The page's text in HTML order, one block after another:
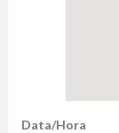
Data/Hora